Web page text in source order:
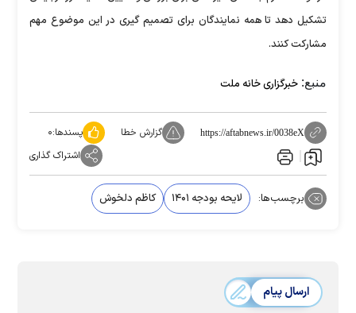
تشکیل دهد تا همه نمایندگان برای تصمیم گیری در این موضوع مهم
مشارکت کنند.
منبع: خبرگزاری خانه ملت
https://aftabnews.ir/0038eX گزارش خطا پسندها:۰
اشتراک گذاری
برچسب‌ها: لایحه بودجه ۱۴۰۱ کاظم دلخوش
ارسال پیام